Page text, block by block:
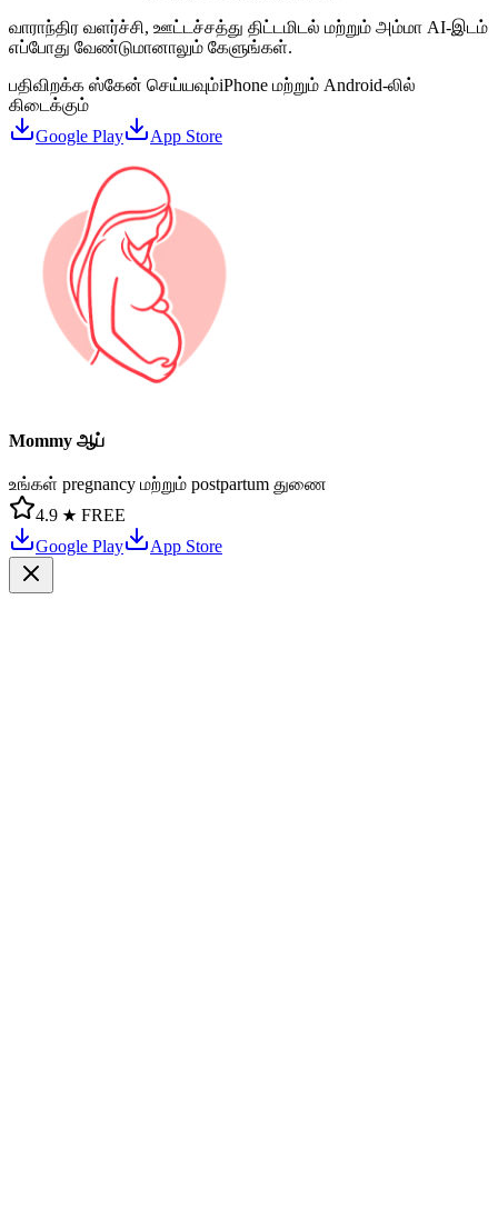
வாராந்திர வளர்ச்சி, ஊட்டச்சத்து திட்டமிடல் மற்றும் அம்மா AI-இடம்
எப்போது வேண்டுமானாலும் கேளுங்கள்.
பதிவிறக்க ஸ்கேன் செய்யவும்iPhone மற்றும் Android-லில்
கிடைக்கும்
Google Play
App Store
Mommy ஆப்
உங்கள் pregnancy மற்றும் postpartum துணை
4.9 ★ FREE
Google Play
App Store